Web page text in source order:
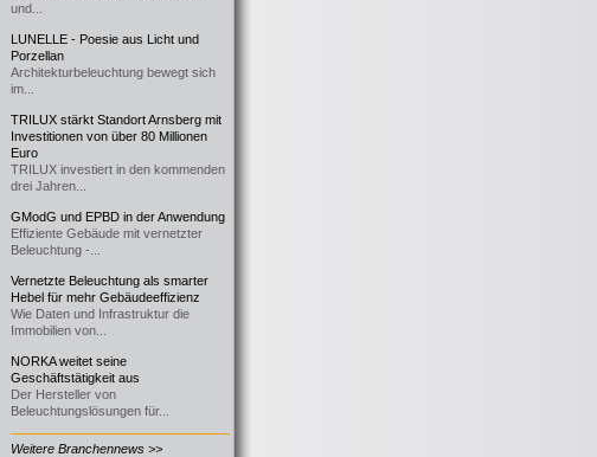
und...
LUNELLE - Poesie aus Licht und
Porzellan
Architekturbeleuchtung bewegt sich
im...
TRILUX stärkt Standort Arnsberg mit
Investitionen von über 80 Millionen
Euro
TRILUX investiert in den kommenden
drei Jahren...
GModG und EPBD in der Anwendung
Effiziente Gebäude mit vernetzter
Beleuchtung -...
Vernetzte Beleuchtung als smarter
Hebel für mehr Gebäudeeffizienz
Wie Daten und Infrastruktur die
Immobilien von...
NORKA weitet seine
Geschäftstätigkeit aus
Der Hersteller von
Beleuchtungslösungen für...
Weitere Branchennews >>